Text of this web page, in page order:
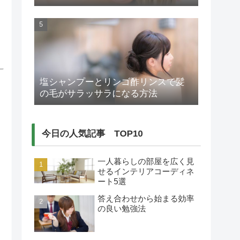
塩シャンプーとリンゴ酢リンスで髪
の毛がサラッサラになる方法
今日の人気記事 TOP10
一人暮らしの部屋を広く見
せるインテリアコーディネ
ート5選
答え合わせから始まる効率
の良い勉強法